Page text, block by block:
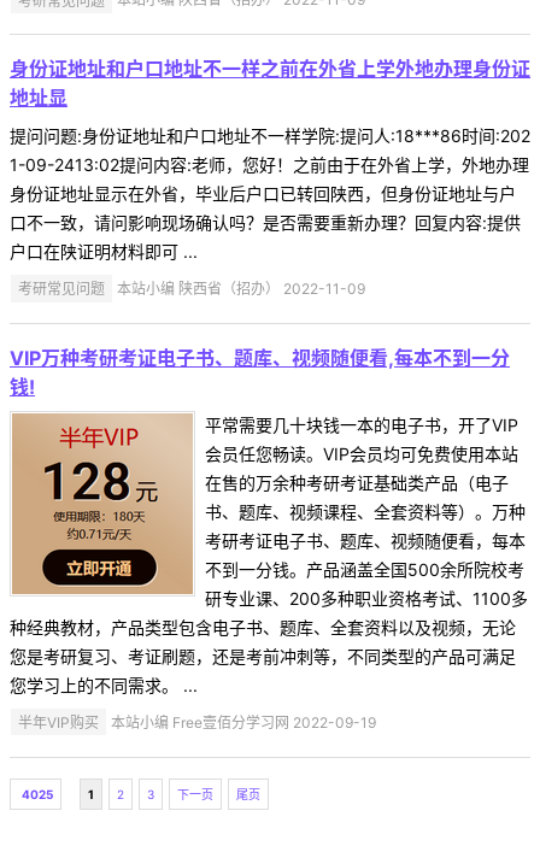
身份证地址和户口地址不一样之前在外省上学外地办理身份证
地址显
提问问题:身份证地址和户口地址不一样学院:提问人:18***86时间:202
1-09-2413:02提问内容:老师，您好！之前由于在外省上学，外地办理
身份证地址显示在外省，毕业后户口已转回陕西，但身份证地址与户
口不一致，请问影响现场确认吗？是否需要重新办理？回复内容:提供
户口在陕证明材料即可 ...
考研常见问题 本站小编 陕西省（招办） 2022-11-09
VIP万种考研考证电子书、题库、视频随便看,每本不到一分
钱!
平常需要几十块钱一本的电子书，开了VIP
会员任您畅读。VIP会员均可免费使用本站
在售的万余种考研考证基础类产品（电子
书、题库、视频课程、全套资料等）。万种
考研考证电子书、题库、视频随便看，每本
不到一分钱。产品涵盖全国500余所院校考
研专业课、200多种职业资格考试、1100多
种经典教材，产品类型包含电子书、题库、全套资料以及视频，无论
您是考研复习、考证刷题，还是考前冲刺等，不同类型的产品可满足
您学习上的不同需求。 ...
半年VIP购买 本站小编 Free壹佰分学习网 2022-09-19
4025 1 2 3 下一页 尾页